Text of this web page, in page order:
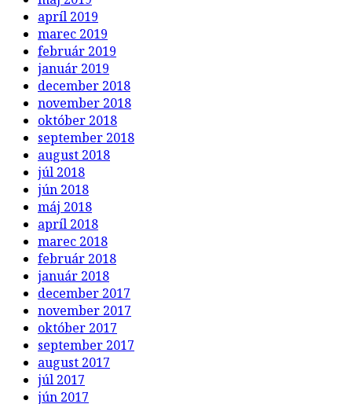
apríl 2019
marec 2019
február 2019
január 2019
december 2018
november 2018
október 2018
september 2018
august 2018
júl 2018
jún 2018
máj 2018
apríl 2018
marec 2018
február 2018
január 2018
december 2017
november 2017
október 2017
september 2017
august 2017
júl 2017
jún 2017